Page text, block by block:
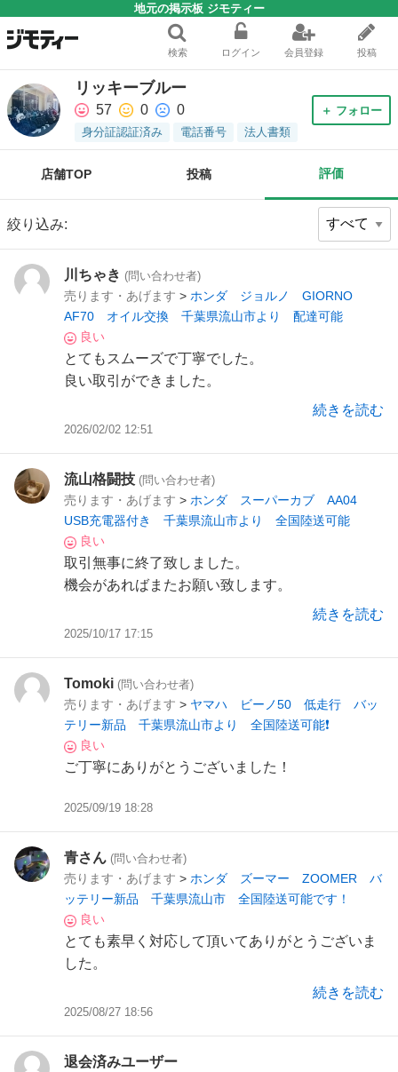
地元の掲示板 ジモティー
検索 ログイン 会員登録 投稿
リッキーブルー
57 0 0
身分証認証済み 電話番号 法人書類
＋ フォロー
店舗TOP 投稿 評価
絞り込み:
川ちゃき (問い合わせ者)
売ります・あげます > ホンダ ジョルノ GIORNO
AF70 オイル交換 千葉県流山市より 配達可能
良い
とてもスムーズで丁寧でした。
良い取引ができました。
続きを読む
2026/02/02 12:51
流山格闘技 (問い合わせ者)
売ります・あげます > ホンダ スーパーカブ AA04
USB充電器付き 千葉県流山市より 全国陸送可能
良い
取引無事に終了致しました。
機会があればまたお願い致します。
続きを読む
2025/10/17 17:15
Tomoki (問い合わせ者)
売ります・あげます > ヤマハ ビーノ50 低走行 バッ
テリー新品 千葉県流山市より 全国陸送可能❗️
良い
ご丁寧にありがとうございました！
2025/09/19 18:28
青さん (問い合わせ者)
売ります・あげます > ホンダ ズーマー ZOOMER バ
ッテリー新品 千葉県流山市 全国陸送可能です！
良い
とても素早く対応して頂いてありがとうございま
した。
わざわざ異常の確認、対応までしていただけて助
かりました。
頂きたいと思います。
続きを読む
2025/08/27 18:56
退会済みユーザー